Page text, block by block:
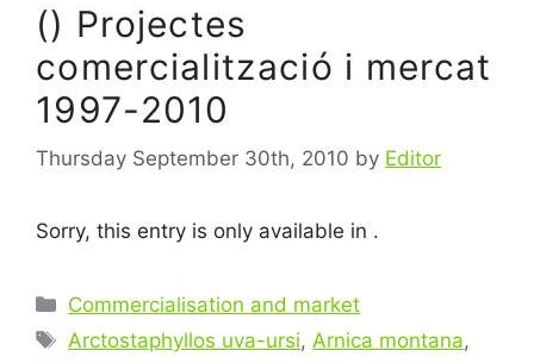
() Projectes
comercialització i mercat
1997-2010
Thursday September 30th, 2010 by Editor
Sorry, this entry is only available in .
Categories
Commercialisation and market
Tags
Arctostaphyllos uva-ursi,Arnica montana,